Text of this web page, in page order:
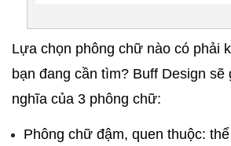
Lựa chọn phông chữ nào có phải
bạn đang cần tìm? Buff Design sẽ
nghĩa của 3 phông chữ:
Phông chữ đậm, quen thuộc: